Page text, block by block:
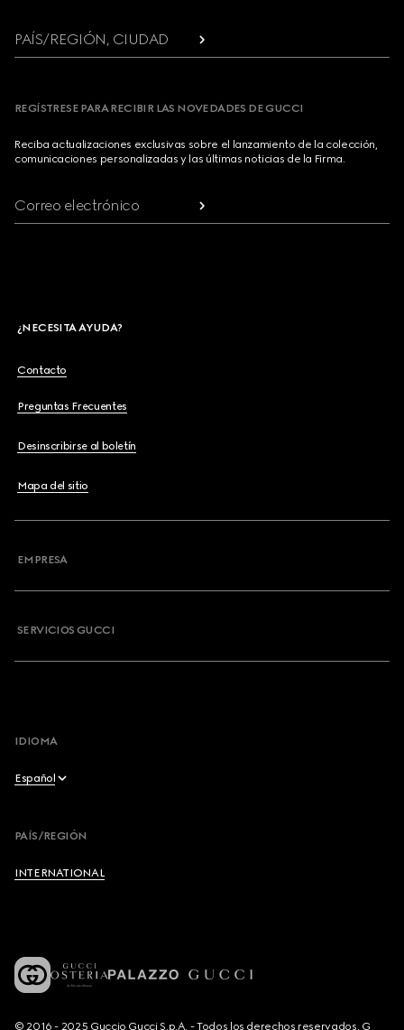
PAÍS/REGIÓN, CIUDAD
REGÍSTRESE PARA RECIBIR LAS NOVEDADES DE GUCCI
Reciba actualizaciones exclusivas sobre el lanzamiento de la colección,
comunicaciones personalizadas y las últimas noticias de la Firma.
Correo electrónico
¿NECESITA AYUDA?
Contacto
Preguntas Frecuentes
Desinscribirse al boletín
Mapa del sitio
EMPRESA
SERVICIOS GUCCI
IDIOMA
Español
Français
PAÍS/REGIÓN
INTERNATIONAL
© 2016 - 2025 Guccio Gucci S.p.A. - Todos los derechos reservados. G